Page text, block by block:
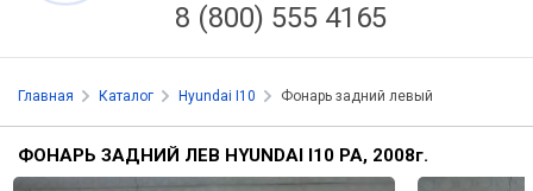
8 (800) 555 4165
Главная Каталог Hyundai I10 Фонарь задний левый
ФОНАРЬ ЗАДНИЙ ЛЕВ HYUNDAI I10 PA, 2008г.